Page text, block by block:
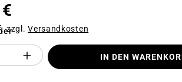
zzgl.Versandkosten
des Produktes
IN DEN